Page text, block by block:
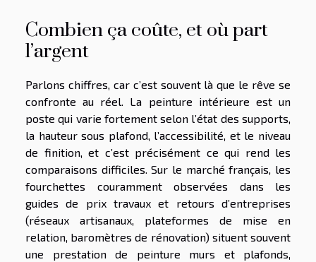
Combien ça coûte, et où part
l’argent
Parlons chiffres, car c’est souvent là que le rêve se
confronte au réel. La peinture intérieure est un
poste qui varie fortement selon l’état des supports,
la hauteur sous plafond, l’accessibilité, et le niveau
de finition, et c’est précisément ce qui rend les
comparaisons difficiles. Sur le marché français, les
fourchettes couramment observées dans les
guides de prix travaux et retours d’entreprises
(réseaux artisanaux, plateformes de mise en
relation, baromètres de rénovation) situent souvent
une prestation de peinture murs et plafonds,